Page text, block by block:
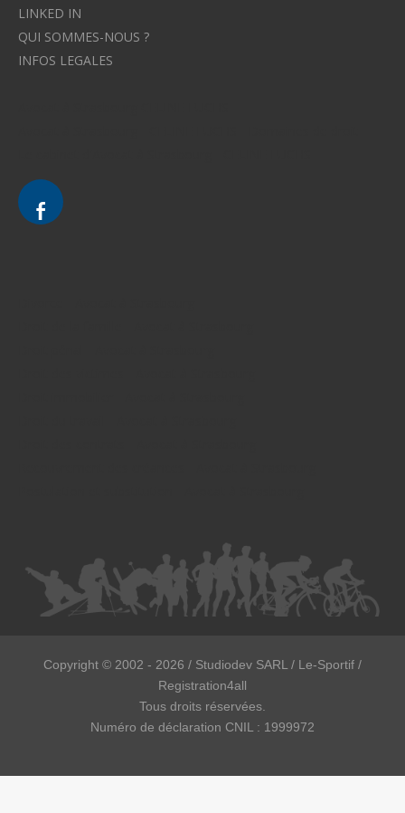
LINKED IN
QUI SOMMES-NOUS ?
INFOS LEGALES
Copyright © 2002 - 2026 / Studiodev SARL / Le-Sportif /
Registration4all
Tous droits réservées.
Numéro de déclaration CNIL : 1999972